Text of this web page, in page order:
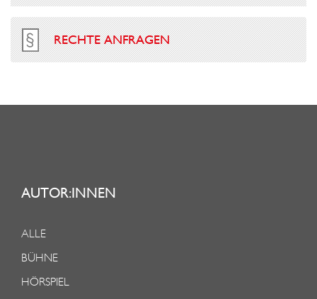
RECHTE ANFRAGEN
AUTOR:INNEN
ALLE
BÜHNE
HÖRSPIEL